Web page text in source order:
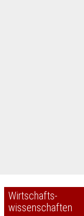
Wirtschafts-
wissenschaften